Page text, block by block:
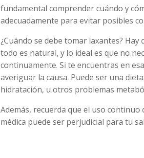
fundamental comprender cuándo y
adecuadamente para evitar posibles
¿Cuándo se debe tomar laxantes?
todo es natural, y lo ideal es que no
continuamente. Si te encuentras en
averiguar la causa. Puede ser una
hidratación, u otros problemas
Además, recuerda que el uso continuo
médica puede ser perjudicial para tu